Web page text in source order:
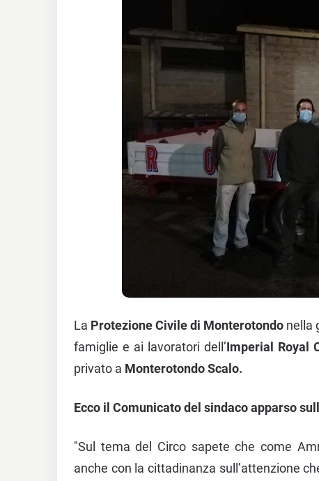
La Protezione Civile di Monterotondo nella
famiglie e ai lavoratori dell’Imperial Royal
privato a Monterotondo Scalo.
Ecco il Comunicato del sindaco apparso
"Sul tema del Circo sapete che come
anche con la cittadinanza sull’attenzione